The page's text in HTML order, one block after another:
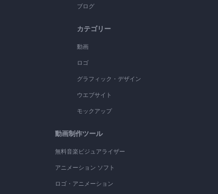
ブログ
カテゴリー
動画
ロゴ
グラフィック・デザイン
ウエブサイト
モックアップ
動画制作ツール
無料音楽ビジュアライザー
アニメーション ソフト
ロゴ・アニメーション